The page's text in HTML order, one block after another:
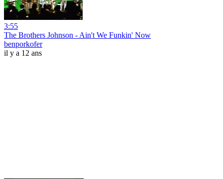
3:55
The Brothers Johnson - Ain't We Funkin' Now
benporkofer
il y a 12 ans